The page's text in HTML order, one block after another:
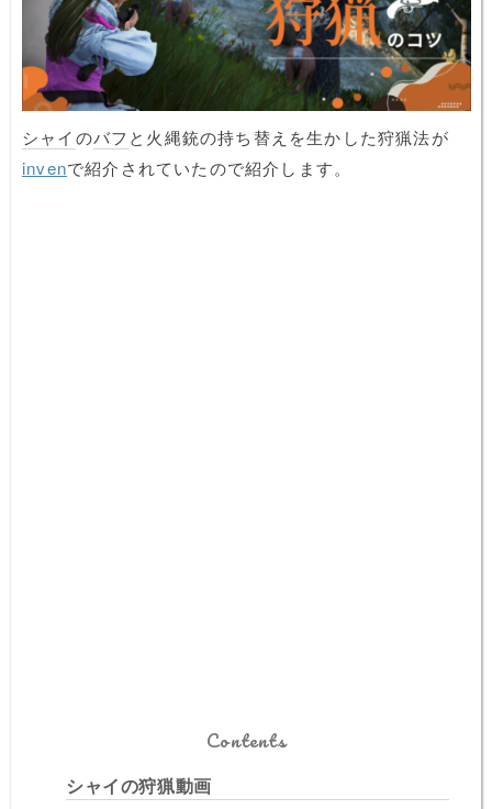
シャイのバフ と火縄銃の持ち替えを生かした狩猟法が
invenで紹介されていたので紹介します。
Contents
シャイの狩猟動画